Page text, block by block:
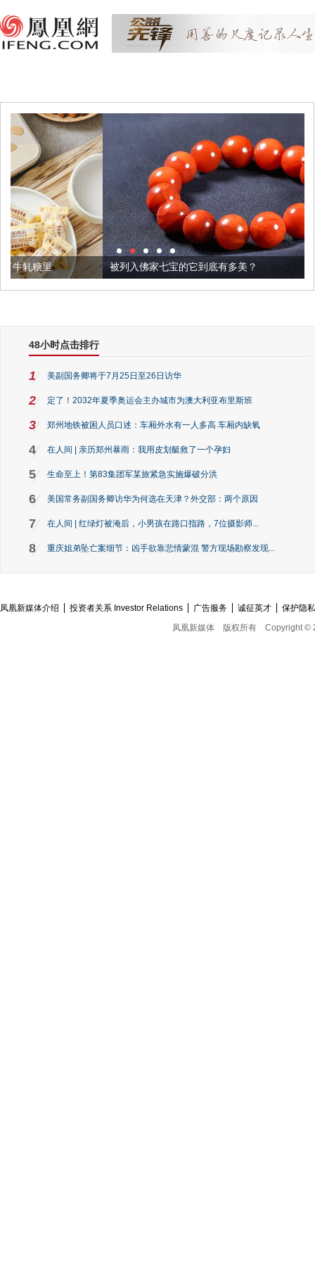
被列入佛家七宝的它到底有多美？
48小时点击排行
1 美副国务卿将于7月25日至26日访华
2 定了！2032年夏季奥运会主办城市为澳大利亚布里斯班
3 郑州地铁被困人员口述：车厢外水有一人多高 车厢内缺氧
4 在人间 | 亲历郑州暴雨：我用皮划艇救了一个孕妇
5 生命至上！第83集团军某旅紧急实施爆破分洪
6 美国常务副国务卿访华为何选在天津？外交部：两个原因
7 在人间 | 红绿灯被淹后，小男孩在路口指路，7位摄影师...
8 重庆姐弟坠亡案细节：凶手欲靠悲情蒙混 警方现场勘察发现...
凤凰新媒体介绍 投资者关系 Investor Relations 广告服务 诚征英才
保护隐
凤凰新媒体
版权所有 Copyright ©